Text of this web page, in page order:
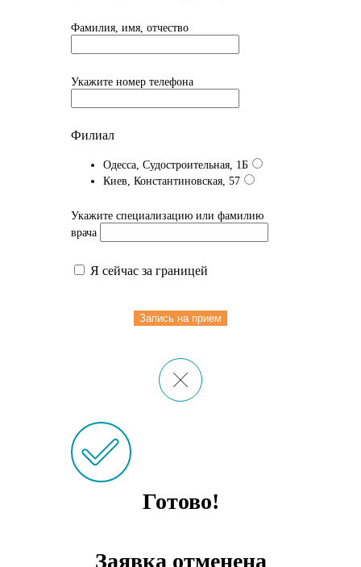
Фамилия, имя, отчество
Укажите номер телефона
Филиал
Одесса, Судостроительная, 1Б
Киев, Константиновская, 57
Укажите специализацию или фамилию
врача
Я сейчас за границей
Запись на прием
Готово!
Заявка отменена